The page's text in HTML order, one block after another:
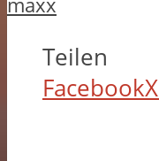
Teilen
FacebookX